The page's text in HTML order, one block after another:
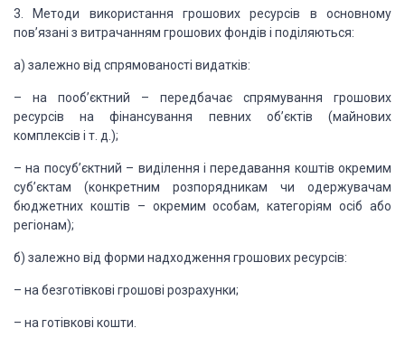
3. Методи використання грошових ресурсів в основному
пов’язані з витрачанням грошових фондів і поділяються:
а) залежно від спрямованості видатків:
– на пооб’єктний – передбачає спрямування грошових
ресурсів на фінансування певних об’єктів (майнових
комплексів і т. д.);
– на посуб’єктний – виділення і передавання коштів окремим
суб’єктам (конкретним розпорядникам чи одержувачам
бюджетних коштів – окремим особам, категоріям осіб або
регіонам);
б) залежно від форми надходження грошових ресурсів:
– на безготівкові грошові розрахунки;
– на готівкові кошти.